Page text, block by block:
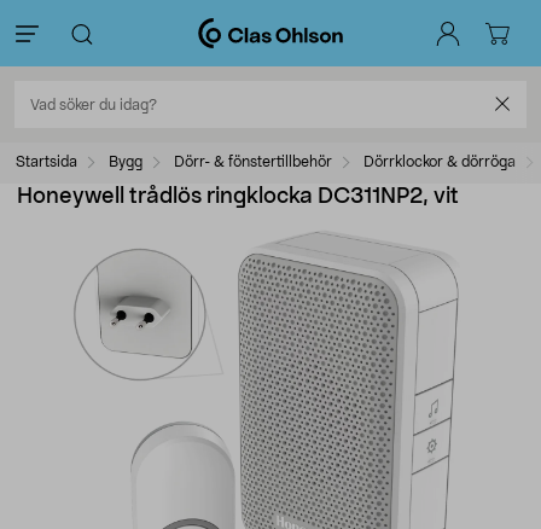
Startsida Bygg Dörr- & fönstertillbehör Dörrklockor & dörröga
Honeywell trådlös ringklocka DC311NP2, vit